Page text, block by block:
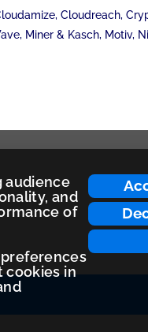
audience
and
of
cookies in
Cloudreach,
Miner & Kasch, Motiv,